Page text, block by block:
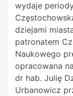
wydaje
dziejami
patronatem
Naukowego
opracowana
dr hab. Julię
Urbanowicz